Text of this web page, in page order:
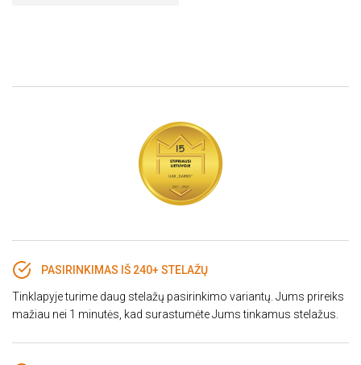
PASIRINKIMAS IŠ 240+ STELAŽŲ
Tinklapyje turime daug stelažų pasirinkimo variantų. Jums prireiks
mažiau nei 1 minutės, kad surastumėte Jums tinkamus stelažus.